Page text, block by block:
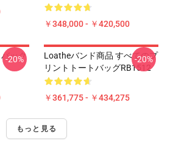
￥348,000 - ￥420,500
ック
-20%
Loatheバンド商品 すべてのプ
リントトートバッグRB1512
￥361,775 - ￥434,275
-20%
もっと見る